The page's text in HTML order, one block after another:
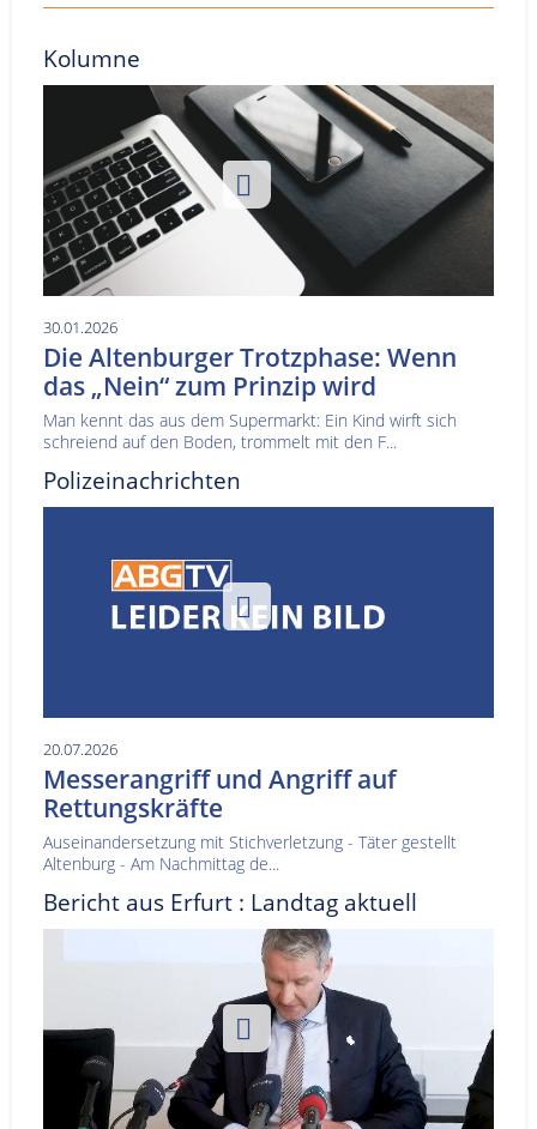
Kolumne
30.01.2026
Die Altenburger Trotzphase: Wenn
das „Nein“ zum Prinzip wird
Man kennt das aus dem Supermarkt: Ein Kind wirft sich
schreiend auf den Boden, trommelt mit den F...
Polizeinachrichten
20.07.2026
Messerangriff und Angriff auf
Rettungskräfte
Auseinandersetzung mit Stichverletzung - Täter gestellt
Altenburg - Am Nachmittag de...
Bericht aus Erfurt : Landtag aktuell